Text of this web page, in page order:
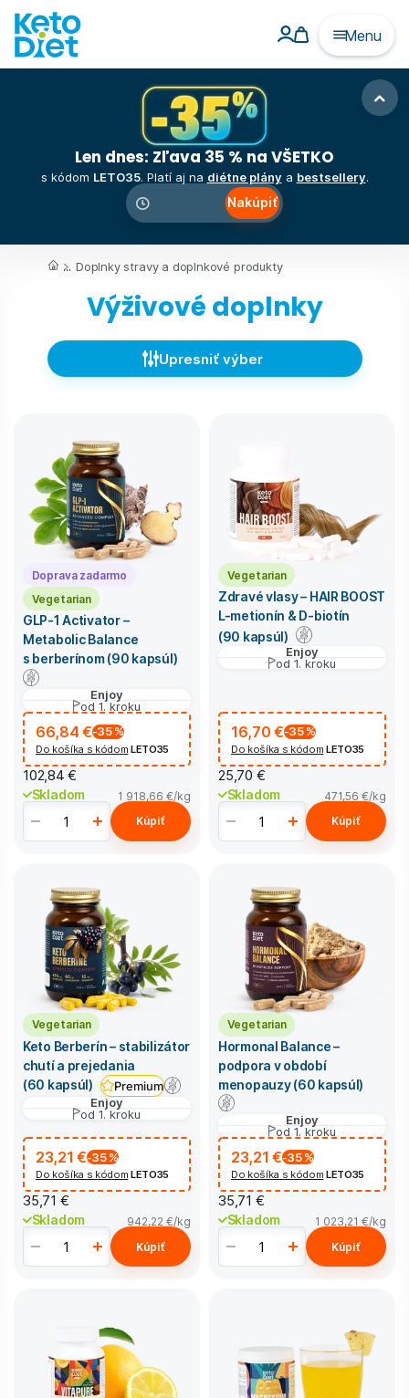
Menu
Len dnes: Zľava 35 % na VŠETKO
s kódom LETO35. Platí aj na diétne plány a bestsellery.
Nakúpiť
... Doplnky stravy a doplnkové produkty
Výživové doplnky
Upresniť výber
Doprava zadarmo
Vegetarian
GLP-1 Activator –
Metabolic Balance
s berberínom (90 kapsúl)
Enjoy
od 1. kroku
66,84 €-35%
Do košíka s kódom LETO35
102,84 €
Skladom 1 918,66 €/kg
Kúpiť
Vegetarian
Zdravé vlasy – HAIR BOOST
L-metionín & D-biotín
(90 kapsúl)
Enjoy
od 1. kroku
16,70 €-35%
Do košíka s kódom LETO35
25,70 €
Skladom 471,56 €/kg
Kúpiť
Vegetarian
Keto Berberín – stabilizátor
chutí a prejedania
(60 kapsúl)
Premium
Enjoy
od 1. kroku
23,21 €-35%
Do košíka s kódom LETO35
35,71 €
Skladom 942,22 €/kg
Kúpiť
Vegetarian
Hormonal Balance –
podpora v období
menopauzy (60 kapsúl)
Enjoy
od 1. kroku
23,21 €-35%
Do košíka s kódom LETO35
35,71 €
Skladom 1 023,21 €/kg
Kúpiť